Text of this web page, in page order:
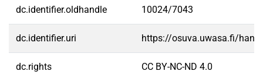
dc.identifier.oldhandle 10024/7043
dc.identifier.uri https://osuva.uwasa.fi/
dc.rights CC BY-NC-ND 4.0